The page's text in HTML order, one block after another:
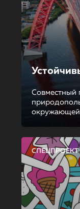
Совместный
СПЕЦПРОЕКТ